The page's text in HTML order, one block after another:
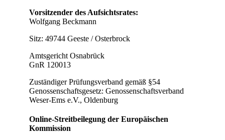
Vorsitzender des Aufsichtsrates:
Wolfgang Beckmann
Sitz: 49744 Geeste / Osterbrock
Amtsgericht Osnabrück
GnR 120013
Zuständiger Prüfungsverband gemäß §54
Genossenschaftsgesetz: Genossenschaftsverband
Weser-Ems e.V., Oldenburg
Online-Streitbeilegung der Europäischen
Kommission